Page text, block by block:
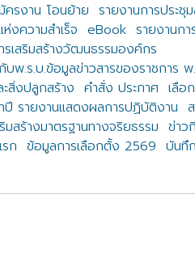
ครงาน โอนย้าย รายงานการประชุ
งความสำเร็จ eBook รายงานกา
รเสริมสร้างวัฒนธรรมองค์กร
บพ.ร.บ.ข้อมูลข่าวสารของราชการ
สิ่งปลูกสร้าง คำสั่ง ประกาศ เลือ
ปี รายงานแสดงผลการปฏิบัติงาน
มสร้างมาตรฐานทางจริยธรรม ข่าว
ก ข้อมูลการเลือกตั้ง 2569 บันทึ